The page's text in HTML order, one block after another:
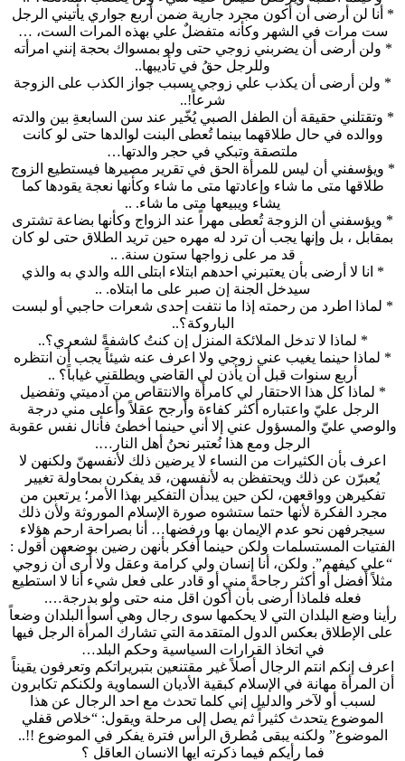
* أنا لن أرضى أن أكون مجرد جارية ضمن أربع جواري يأتيني الرجل
ست مرات في الشهر وكأنه متفضلٌ علي بهذه المرات الست، …
* ولن أرضى أن يضربني زوجي حتى ولو بمسواك بحجة إنني امرأته
وللرجل حقُ في تأديبها..
* ولن أرضى أن يكذب علي زوجي بسبب جواز الكذب على الزوجة
شرعاً!..
* وتقتلني حقيقة أن الطفل الصبي يُخّير عند سن السابعةِ بين والدته
ووالده في حال طلاقهما بينما تُعطى البنت لوالدها حتى لو كانت
ملتصقة وتبكي في حجر والدتها…
* ويؤسفني أن ليس للمرأة الحق في تقرير مصيرها فيستطيع الزوج
طلاقها متى ما شاء وإعادتها متى ما شاء وكأنها نعجة يقودها كما
يشاء ويبيعها متى ما شاء. ..
* ويؤسفني أن الزوجة تُعطى مهراً عند الزواج وكأنها بضاعة تشترى
بمقابل ، بل وإنها يجب أن ترد له مهره حين تريد الطلاق حتى لو كان
قد مر على زواجها ستون سنة. ..
* انا لا أرضى بأن يعتبرني احدهم ابتلاء ابتلى الله والدي به والذي
سيدخل الجنة إن صبر على ما ابتلاه. ..
* لماذا اطرد من رحمته إذا ما نتفت إحدى شعرات حاجبي أو لبست
الباروكة؟..
* لماذا لا تدخل الملائكة المنزل إن كنتُ كاشفةً لشعري؟..
* لماذا حينما يغيب عني زوجي ولا اعرف عنه شيئاً يجب أن انتظره
أربع سنوات قبل أن يأذن لي القاضي ويطلقني غياباً؟ ..
* لماذا كل هذا الاحتقار لي كامرأة والانتقاص من آدميتي وتفضيل
الرجل عليّ واعتباره أكثر كفاءة وأرجح عقلاً وأعلى مني درجة
والوصي عليّ والمسؤول عني إلا أني حينما أخطئ فأنال نفس عقوبة
الرجل ومع هذا نُعتبر نحنُ أهل النار….
اعرف بأن الكثيرات من النساء لا يرضين ذلك لأنفسهنّ ولكنهن لا
يُعبرّن عن ذلك ويحتفظن به لأنفسهن، قد يفكرن بمحاولة تغيير
تفكيرهن وواقعهن، لكن حين يبدأن التفكير بهذا الأمر؛ يرتعبن من
مجرد الفكرة لأنها حتما ستشوه صورة الإسلام الموروثة ولأن ذلك
سيجرفهن نحو عدم الإيمان بها ورفضها… أنا بصراحة ارحم هؤلاء
الفتيات المستسلمات ولكن حينما أفكر بأنهن رضين بوضعهن أقول :
“علي كيفهم”. ولكن، أنا إنسان ولي كرامة وعقل ولا أرى أن زوجي
مثلاً أفضل أو أكثر رجاحةً مني أو قادر على فعل شيء أنا لا استطيع
فعله فلماذا أرضى بأن أكون اقل منه حتى ولو بدرجة….
رأينا وضع البلدان التي لا يحكمها سوى رجال وهي أسوأ البلدان وضعاً
على الإطلاق بعكس الدول المتقدمة التي تشارك المرأة الرجل فيها
في اتخاذ القرارات السياسية وحكم البلد…
اعرف إنكم انتم الرجال أصلاً غير مقتنعين بتبريراتكم وتعرفون يقيناً
أن المرأة مهانة في الإسلام كبقية الأديان السماوية ولكنكم تكابرون
لسبب أو لآخر والدليل إني كلما تحدث مع احد الرجال عن هذا
الموضوع يتحدث كثيراً ثم يصل إلى مرحلة ويقول: “خلاص قفلي
الموضوع” ولكنه يبقى مُطرق الرأس فترة يفكر في الموضوع !!..
فما رأيكم فيما ذكرته ايها الانسان العاقل ؟